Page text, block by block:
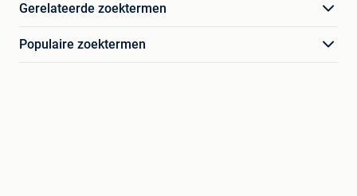
Gerelateerde zoektermen
Populaire zoektermen